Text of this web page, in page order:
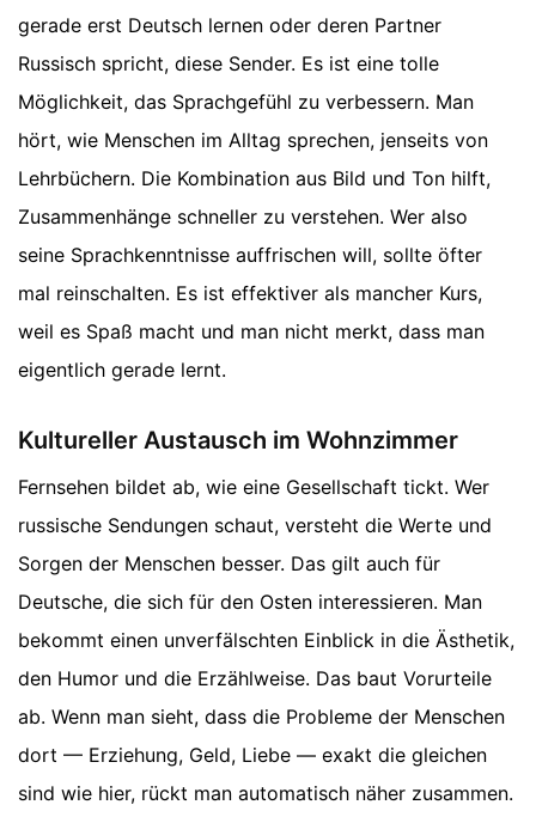
gerade erst Deutsch lernen oder deren Partner
Russisch spricht, diese Sender. Es ist eine tolle
Möglichkeit, das Sprachgefühl zu verbessern. Man
hört, wie Menschen im Alltag sprechen, jenseits von
Lehrbüchern. Die Kombination aus Bild und Ton hilft,
Zusammenhänge schneller zu verstehen. Wer also
seine Sprachkenntnisse auffrischen will, sollte öfter
mal reinschalten. Es ist effektiver als mancher Kurs,
weil es Spaß macht und man nicht merkt, dass man
eigentlich gerade lernt.
Kultureller Austausch im Wohnzimmer
Fernsehen bildet ab, wie eine Gesellschaft tickt. Wer
russische Sendungen schaut, versteht die Werte und
Sorgen der Menschen besser. Das gilt auch für
Deutsche, die sich für den Osten interessieren. Man
bekommt einen unverfälschten Einblick in die Ästhetik,
den Humor und die Erzählweise. Das baut Vorurteile
ab. Wenn man sieht, dass die Probleme der Menschen
dort — Erziehung, Geld, Liebe — exakt die gleichen
sind wie hier, rückt man automatisch näher zusammen.